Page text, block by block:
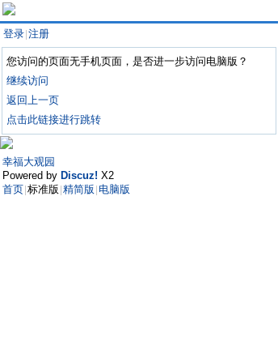
登录 注册
您访问的页面无手机页面，是否进一步访问电脑版？
继续访问
返回上一页
点击此链接进行跳转
幸福大观园
Powered by Discuz! X2
首页 标准版 精简版 电脑版